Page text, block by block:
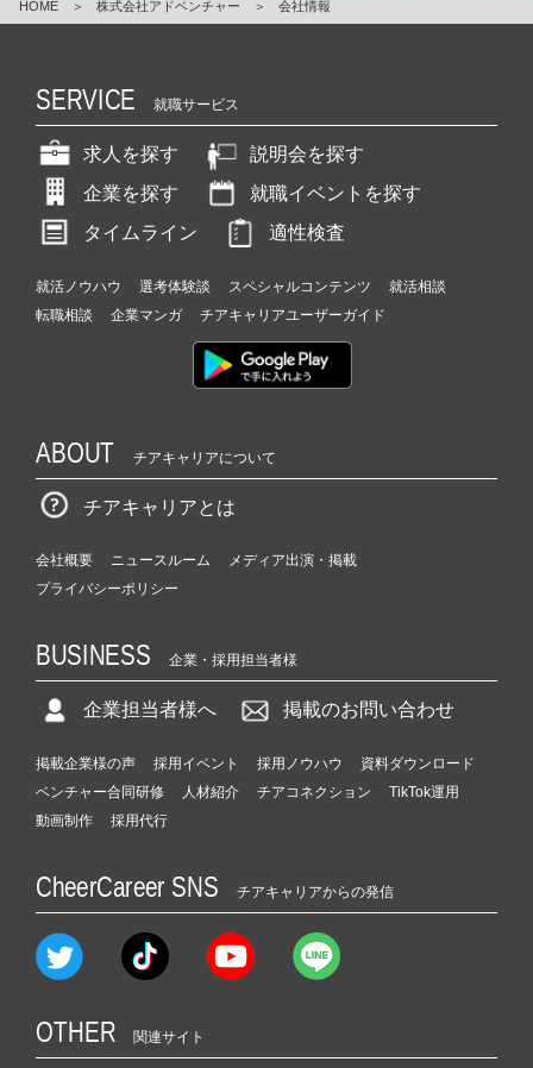
HOME ＞ 株式会社アドベンチャー ＞ 会社情報
SERVICE 就職サービス
求人を探す
説明会を探す
企業を探す
就職イベントを探す
タイムライン
適性検査
就活ノウハウ 選考体験談 スペシャルコンテンツ
就活相談
転職相談
企業マンガ チアキャリアユーザーガイド
ABOUT チアキャリアについて
チアキャリアとは
会社概要 ニュースルーム
メディア出演・掲載
プライバシーポリシー
BUSINESS 企業・採用担当者様
企業担当者様へ 掲載のお問い合わせ
掲載企業様の声 採用イベント 採用ノウハウ
資料ダウンロード
ベンチャー合同研修
人材紹介 チアコネクション
TikTok運用
動画制作
採用代行
CheerCareer SNS チアキャリアからの発信
OTHER 関連サイト